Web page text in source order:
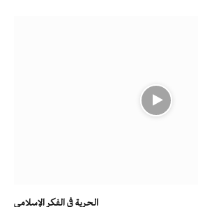
الحرية في الفكر الإسلامي